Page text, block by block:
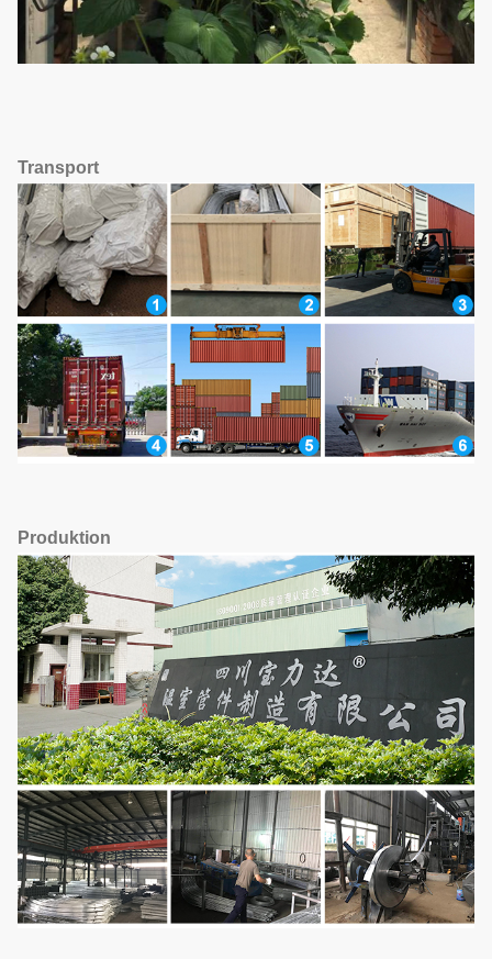
Transport
Produktion